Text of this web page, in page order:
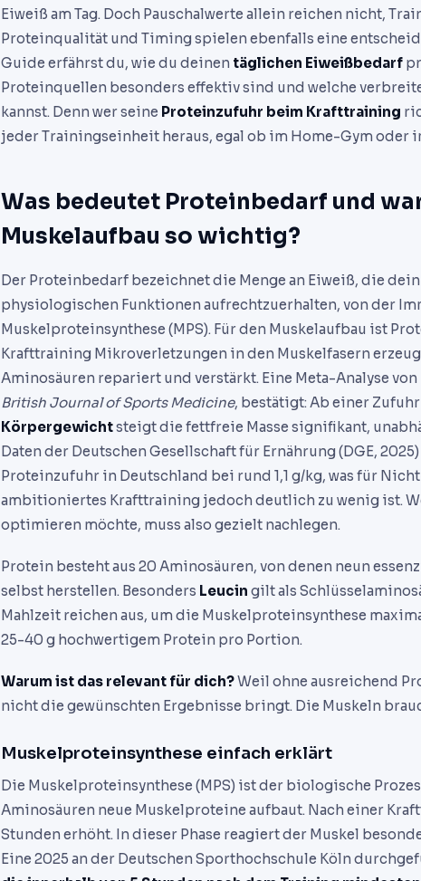
Eiweiß am Tag. Doch Pauschalwerte allein reichen nicht,
Proteinqualität und Timing spielen ebenfalls eine
Guide erfährst du, wie du deinen täglichen Eiweißbedarf
Proteinquellen besonders effektiv sind und welche
kannst. Denn wer seine Proteinzufuhr beim Krafttraining
jeder Trainingseinheit heraus, egal ob im Home-Gym oder
Was bedeutet Proteinbedarf und
Muskelaufbau so wichtig?
Der Proteinbedarf bezeichnet die Menge an Eiweiß, die
physiologischen Funktionen aufrechtzuerhalten, von der
Muskelproteinsynthese (MPS). Für den Muskelaufbau ist
Krafttraining Mikroverletzungen in den Muskelfasern
Aminosäuren repariert und verstärkt. Eine Meta-Analyse
British Journal of Sports Medicine, bestätigt: Ab einer
Körpergewichtsteigt die fettfreie Masse signifikant,
Daten der Deutschen Gesellschaft für Ernährung (DGE,
Proteinzufuhr in Deutschland bei rund 1,1 g/kg, was für
ambitioniertes Krafttraining jedoch deutlich zu wenig ist.
optimieren möchte, muss also gezielt nachlegen.
Protein besteht aus 20 Aminosäuren, von denen neun
selbst herstellen. Besonders Leucin gilt als
Mahlzeit reichen aus, um die Muskelproteinsynthese
25-40 g hochwertigem Protein pro Portion.
Warum ist das relevant für dich?Weil ohne ausreichend
nicht die gewünschten Ergebnisse bringt. Die Muskeln
Muskelproteinsynthese einfach erklärt
Die Muskelproteinsynthese (MPS) ist der biologische
Aminosäuren neue Muskelproteine aufbaut. Nach einer
Stunden erhöht. In dieser Phase reagiert der Muskel
Eine 2025 an der Deutschen Sporthochschule Köln